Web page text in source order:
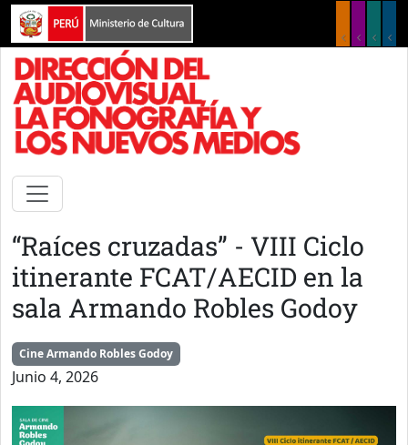
Pasar al contenido principal
“Raíces cruzadas” - VIII Ciclo
itinerante FCAT/AECID en la
sala Armando Robles Godoy
Cine Armando Robles Godoy
Junio 4, 2026